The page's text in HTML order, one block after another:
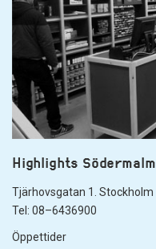
Highlights Södermalm
Tjärhovsgatan 1. Stockholm
Tel: 08–6436900
Öppettider